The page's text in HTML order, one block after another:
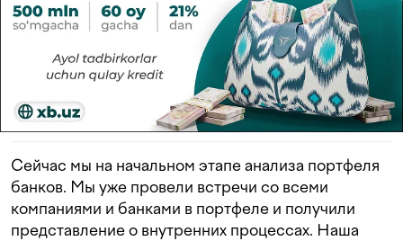
Сейчас мы на начальном этапе анализа портфеля
банков. Мы уже провели встречи со всеми
компаниями и банками в портфеле и получили
представление о внутренних процессах. Наша